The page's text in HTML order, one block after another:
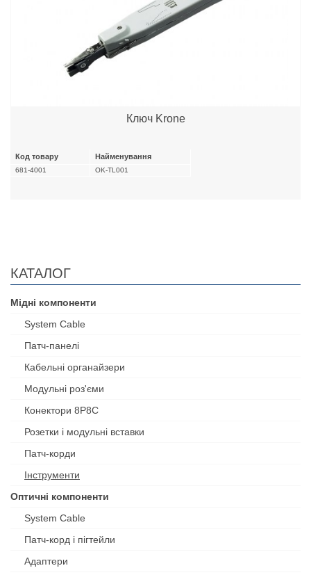
Ключ Krone
Код товару Найменування
681-4001 OK-TL001
КАТАЛОГ
Мідні компоненти
System Cable
Патч-панелі
Кабельні органайзери
Модульні роз'єми
Конектори 8P8C
Розетки і модульні вставки
Патч-корди
Інструменти
Оптичні компоненти
System Cable
Патч-корд і пігтейли
Адаптери